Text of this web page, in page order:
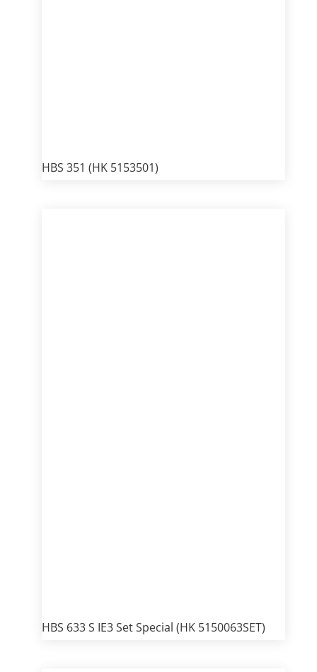
HBS 351 (HK 5153501)
HBS 633 S IE3 Set Special (HK 5150063SET)